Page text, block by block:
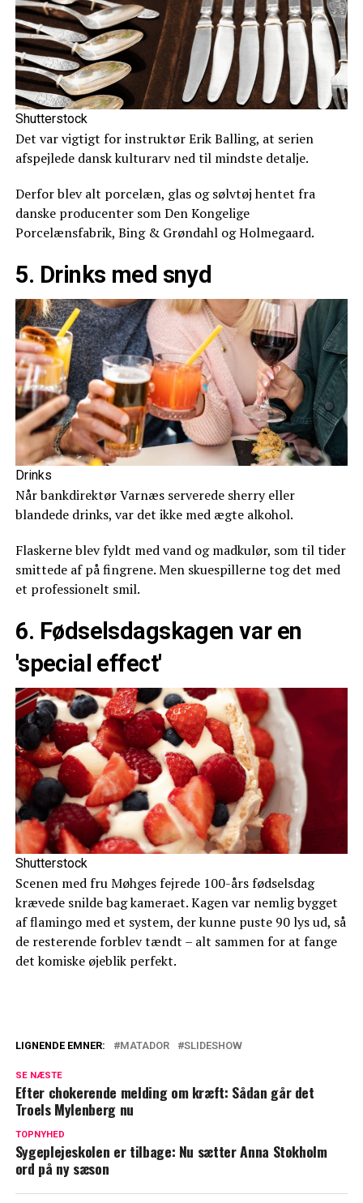
Shutterstock
Det var vigtigt for instruktør Erik Balling, at serien
afspejlede dansk kulturarv ned til mindste detalje.
Derfor blev alt porcelæn, glas og sølvtøj hentet fra
danske producenter som Den Kongelige
Porcelænsfabrik, Bing & Grøndahl og Holmegaard.
5. Drinks med snyd
Drinks
Når bankdirektør Varnæs serverede sherry eller
blandede drinks, var det ikke med ægte alkohol.
Flaskerne blev fyldt med vand og madkulør, som til tider
smittede af på fingrene. Men skuespillerne tog det med
et professionelt smil.
6. Fødselsdagskagen var en
'special effect'
Shutterstock
Scenen med fru Møhges fejrede 100-års fødselsdag
krævede snilde bag kameraet. Kagen var nemlig bygget
af flamingo med et system, der kunne puste 90 lys ud, så
de resterende forblev tændt – alt sammen for at fange
det komiske øjeblik perfekt.
det nu
Anders Agger efter besøget på Sikringen:
op og ned"
LIGNENDE EMNER: MATADOR SLIDESHOW
SE NÆSTE
Efter chokerende melding om kræft: Sådan går det
Troels Mylenberg nu
TOPNYHED
Sygeplejeskolen er tilbage: Nu sætter Anna Stokholm
ord på ny sæson